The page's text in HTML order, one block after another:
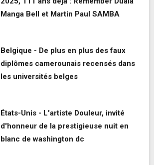
Manga Bell et Martin Paul SAMBA
Belgique - De plus en plus des faux
diplômes camerounais recensés dans
les universités belges
États-Unis - L'artiste Douleur, invité
d'honneur de la prestigieuse nuit en
blanc de washington dc